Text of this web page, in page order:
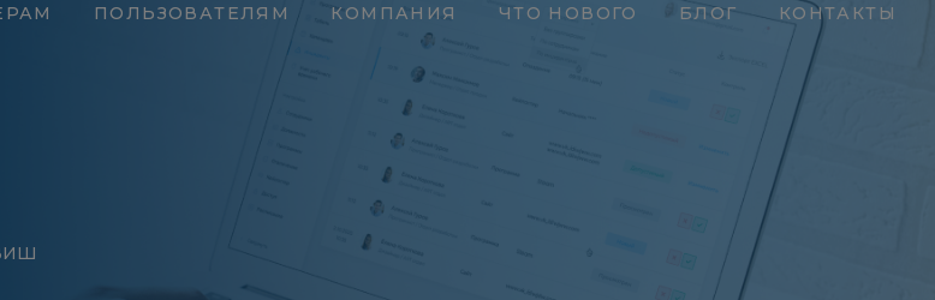
ПОЛЬЗОВАТЕЛЯМ КОМПАНИЯ ЧТО НОВОГО БЛОГ КОНТАКТЫ